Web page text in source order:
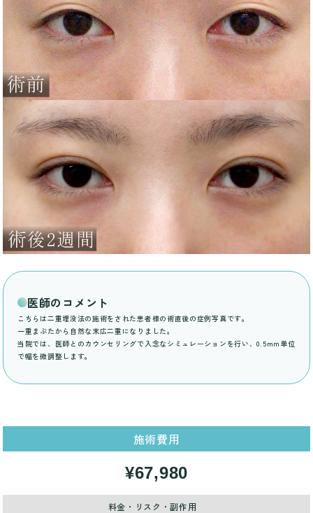
医師のコメント
こちらは二重埋没法の施術をされた患者様の術直後の症例写真です。
一重まぶたから自然な末広二重になりました。
当院では、医師とのカウンセリングで入念なシミュレーションを行い、0.5mm単位
で幅を微調整します。
施術費用
¥67,980
料金・リスク・副作用